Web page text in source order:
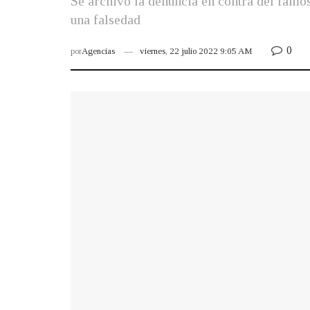
una falsedad
porAgencias viernes, 22 julio 2022 9:05 AM 0